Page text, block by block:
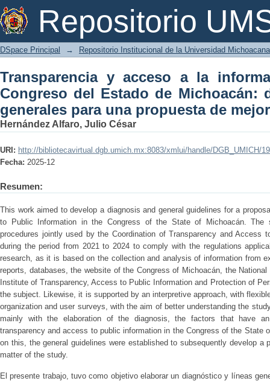
Repositorio
Transparencia y acceso a la
Michoacán: diagnóstico y líneas
DSpace Principal → Repositorio Institucional de la Universidad
Transparencia y acceso a la
Congreso del Estado de Michoacán:
generales para una propuesta de
Hernández Alfaro, Julio César
URI: http://bibliotecavirtual.dgb.umich.mx:8083/xmlui/handle/DGB_UMICH/
Fecha: 2025-12
Resumen:
This work aimed to develop a diagnosis and general guidelines for a
to Public Information in the Congress of the State of Michoacán. The
procedures jointly used by the Coordination of Transparency and Access
during the period from 2021 to 2024 to comply with the regulations
research, as it is based on the collection and analysis of information from
reports, databases, the website of the Congress of Michoacán, the
Institute of Transparency, Access to Public Information and Protection of
the subject. Likewise, it is supported by an interpretive approach, with
organization and user surveys, with the aim of better understanding the
mainly with the elaboration of the diagnosis, the factors that have
transparency and access to public information in the Congress of the State
on this, the general guidelines were established to subsequently develop a
matter of the study.
El presente trabajo, tuvo como objetivo elaborar un diagnóstico y líneas